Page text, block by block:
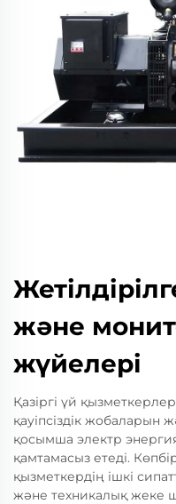
және
жүйелері
Қазіргі үй
қауіпсіздік жобаларын
қосымша электр
қамтамасыз етеді.
қызметкердің ішкі
және техникалық жеке